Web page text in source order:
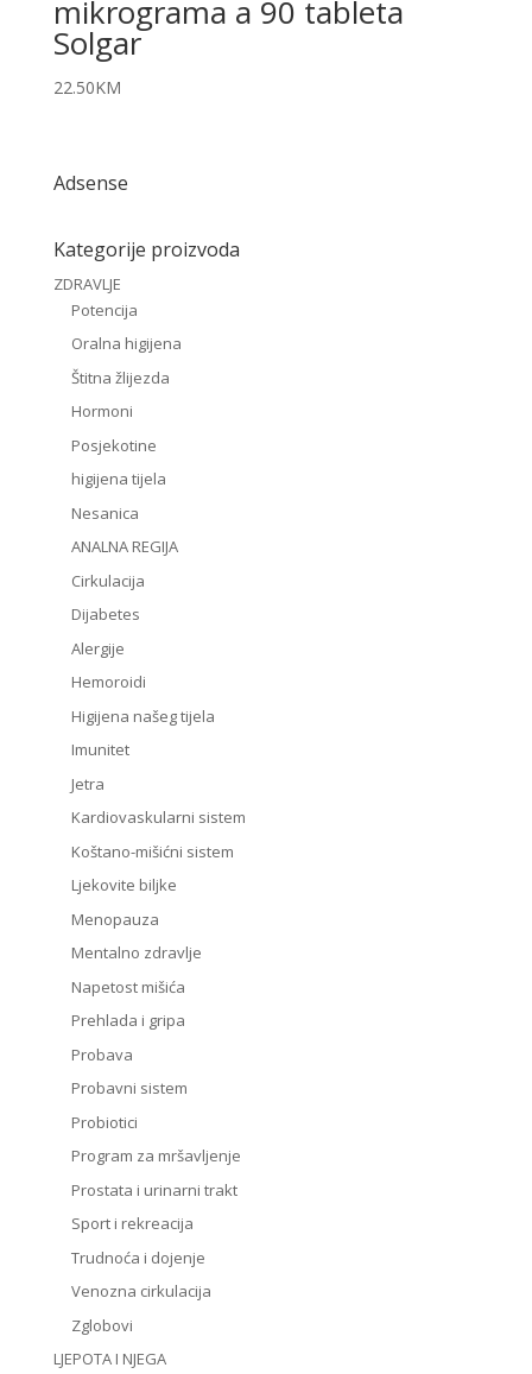
mikrograma a 90 tableta
Solgar
22.50KM
Adsense
Kategorije proizvoda
ZDRAVLJE
Potencija
Oralna higijena
Štitna žlijezda
Hormoni
Posjekotine
higijena tijela
Nesanica
ANALNA REGIJA
Cirkulacija
Dijabetes
Alergije
Hemoroidi
Higijena našeg tijela
Imunitet
Jetra
Kardiovaskularni sistem
Koštano-mišićni sistem
Ljekovite biljke
Menopauza
Mentalno zdravlje
Napetost mišića
Prehlada i gripa
Probava
Probavni sistem
Probiotici
Program za mršavljenje
Prostata i urinarni trakt
Sport i rekreacija
Trudnoća i dojenje
Venozna cirkulacija
Zglobovi
LJEPOTA I NJEGA